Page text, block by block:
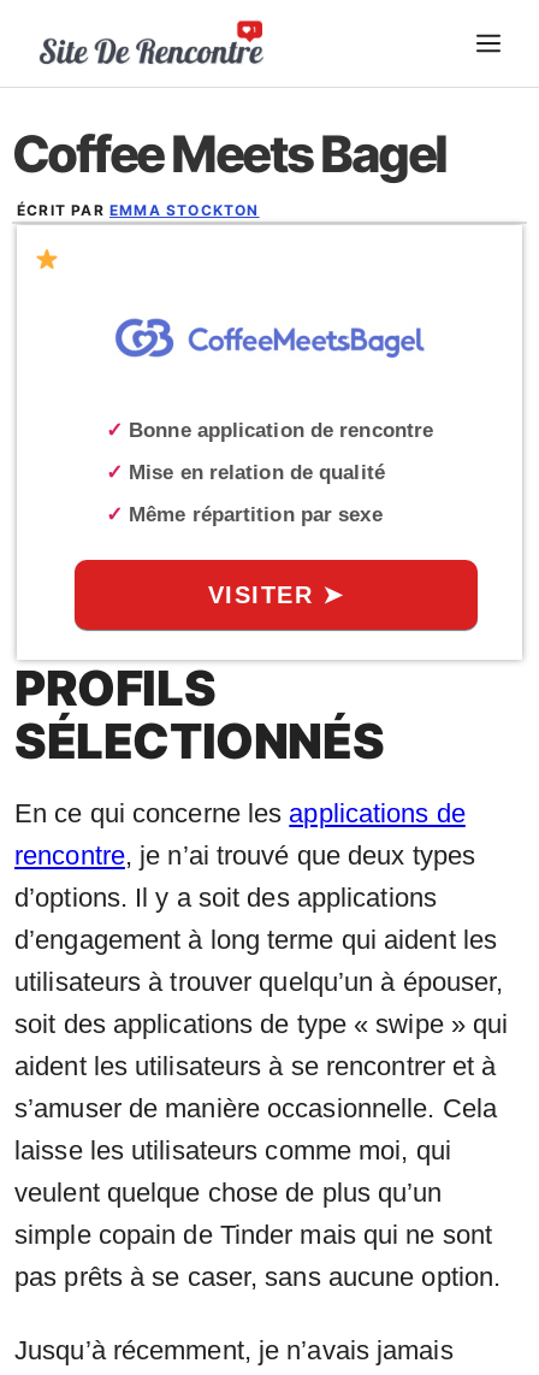
Coffee Meets Bagel
ÉCRIT PAR EMMA STOCKTON
✓ Bonne application de rencontre
✓ Mise en relation de qualité
✓ Même répartition par sexe
VISITER ➤
PROFILS
SÉLECTIONNÉS
En ce qui concerne les applications de
rencontre, je n’ai trouvé que deux types
d’options. Il y a soit des applications
d’engagement à long terme qui aident les
utilisateurs à trouver quelqu’un à épouser,
soit des applications de type « swipe » qui
aident les utilisateurs à se rencontrer et à
s’amuser de manière occasionnelle. Cela
laisse les utilisateurs comme moi, qui
veulent quelque chose de plus qu’un
simple copain de Tinder mais qui ne sont
pas prêts à se caser, sans aucune option.
Jusqu’à récemment, je n’avais jamais